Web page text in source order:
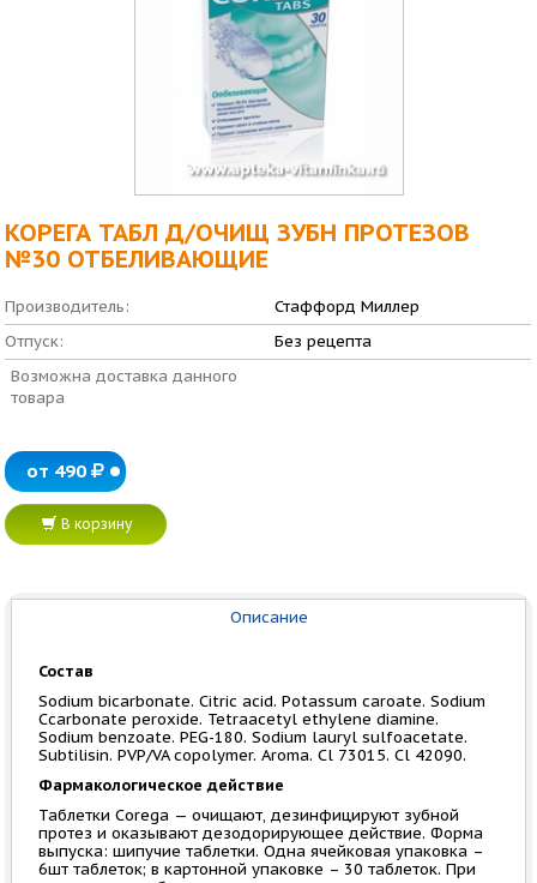
КОРЕГА ТАБЛ Д/ОЧИЩ ЗУБН ПРОТЕЗОВ
№30 ОТБЕЛИВАЮЩИЕ
Производитель:
Стаффорд Миллер
Отпуск:
Без рецепта
Возможна доставка данного
товара
от 490
В корзину
Описание
Состав
Sodium bicarbonate. Citric acid. Potassum caroate. Sodium
Ccarbonate peroxide. Tetraacetyl ethylene diamine.
Sodium benzoate. PEG-180. Sodium lauryl sulfoacetate.
Subtilisin. PVP/VA copolymer. Aroma. Cl 73015. Cl 42090.
Фармакологическое действие
Таблетки Corega — очищают, дезинфицируют зубной
протез и оказывают дезодорирующее действие. Форма
выпуска: шипучие таблетки. Одна ячейковая упаковка –
6шт таблеток; в картонной упаковке – 30 таблеток. При